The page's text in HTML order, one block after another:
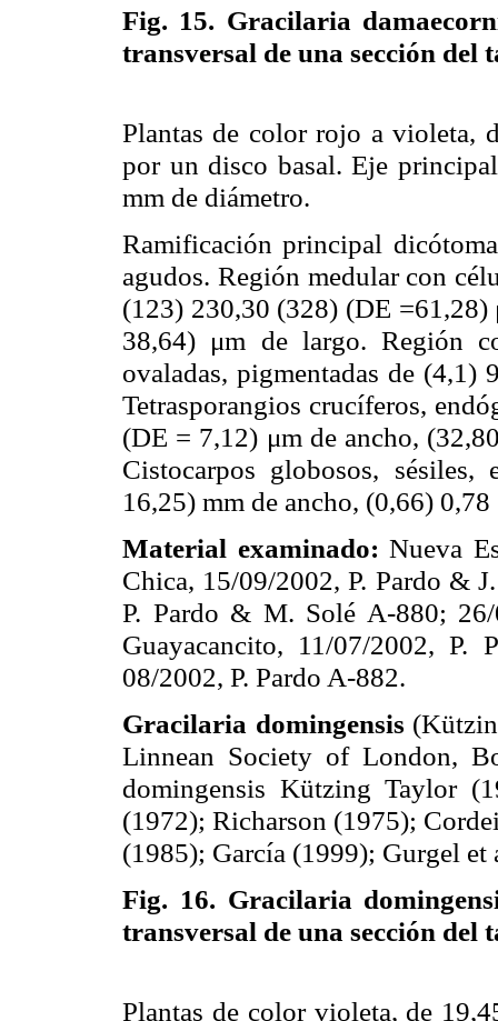
Fig. 15. Gracilaria
transversal de una sección del
Plantas de color rojo a violeta,
por un disco basal. Eje
mm de diámetro.
Ramificación principal
agudos. Región medular con
(123) 230,30 (328) (DE
38,64) μm de largo. Región
ovaladas, pigmentadas de
Tetrasporangios crucíferos,
(DE = 7,12) μm de ancho,
Cistocarpos globosos,
16,25) mm de ancho, (0,66)
Material examinado: Nueva
Chica, 15/09/2002, P. Pardo &
P. Pardo & M. Solé A-880;
Guayacancito, 11/07/2002,
08/2002, P. Pardo A-882.
Gracilaria domingensis
Linnean Society of London,
domingensis Kützing Taylor
(1972); Richarson (1975);
(1985); García (1999); Gurgel
Fig. 16. Gracilaria
transversal de una sección del
Plantas de color violeta, de